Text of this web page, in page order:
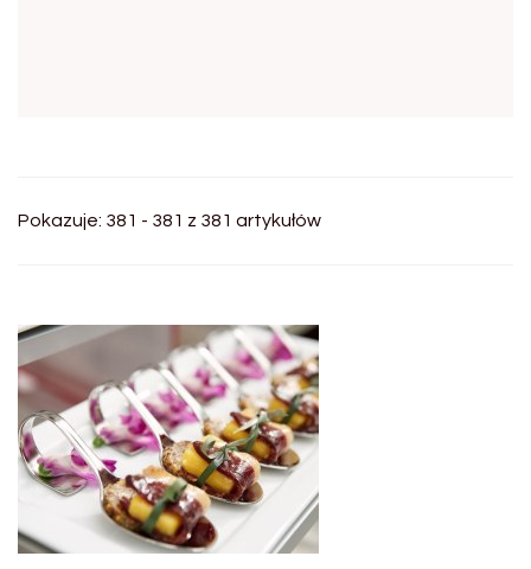
Pokazuje: 381 - 381 z 381 artykułów